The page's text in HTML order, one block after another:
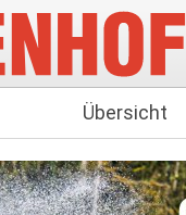
Übersicht